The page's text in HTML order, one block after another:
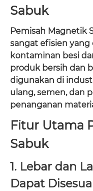
Sabuk
Pemisah Magnetik
sangat efisien
kontaminan besi
produk bersih dan
digunakan di
ulang, semen, dan
penanganan
Fitur Utama
Sabuk
1. Lebar dan
Dapat